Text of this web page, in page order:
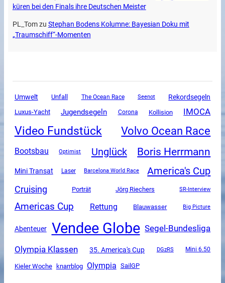
küren bei den Finals ihre Deutschen Meister
PL_Tomzu Stephan Bodens Kolumne: Bayesian Doku mit
„Traumschiff“-Momenten
Umwelt Unfall The Ocean Race Seenot Rekordsegeln
Luxus-Yacht Jugendsegeln Corona Kollision IMOCA
Video Fundstück Volvo Ocean Race
Bootsbau Optimist Unglück Boris Herrmann
Mini Transat Laser Barcelona World Race America's Cup
Cruising Porträt Jörg Riechers SR-Interview
Americas Cup Rettung Blauwasser Big Picture
Abenteuer Vendee Globe Segel-Bundesliga
Olympia Klassen 35. America's Cup DGzRS Mini 6.50
Kieler Woche knarrblog Olympia SailGP